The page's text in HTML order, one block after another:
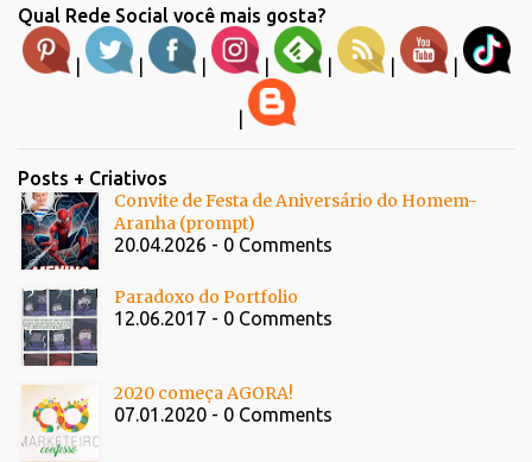
Qual Rede Social você mais gosta?
| | | | | | |
Posts + Criativos
Convite de Festa de Aniversário do Homem-
Aranha (prompt)
20.04.2026 - 0 Comments
Paradoxo do Portfolio
12.06.2017 - 0 Comments
2020 começa AGORA!
07.01.2020 - 0 Comments